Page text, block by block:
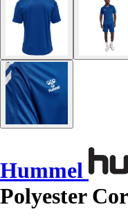
Hummel
Polyester